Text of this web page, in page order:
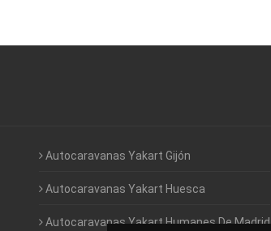
Autocaravanas Yakart Gijón
Autocaravanas Yakart Huesca
Autocaravanas Yakart Humanes De Madrid